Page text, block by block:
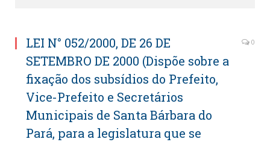
LEI N° 052/2000, DE 26 DE
SETEMBRO DE 2000 (Dispõe sobre a
fixação dos subsídios do Prefeito,
Vice-Prefeito e Secretários
Municipais de Santa Bárbara do
Pará, para a legislatura que se
0